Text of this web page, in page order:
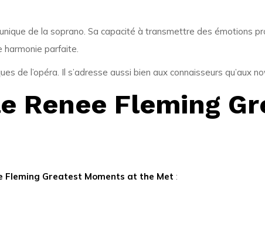
de la soprano. Sa capacité à transmettre des émotions
harmonie parfaite.
de l’opéra. Il s’adresse aussi bien aux connaisseurs qu’aux
Renee Fleming
Fleming Greatest Moments at the Met :